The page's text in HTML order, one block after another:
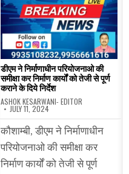
डीएम ने निर्माणाधीन परियोजनाओ की
समीक्षा कर निर्माण कार्यों को तेजी से पूर्ण
कराने के दिये निर्देश
ASHOK KESARWANI- EDITOR
JULY 11, 2024
कौशाम्बी, डीएम ने निर्माणाधीन
परियोजनाओ की समीक्षा कर
निर्माण कार्यों को तेजी से पूर्ण